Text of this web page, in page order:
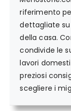
riferimento
dettagliate
della casa.
condivide le
lavori
preziosi
scegliere i